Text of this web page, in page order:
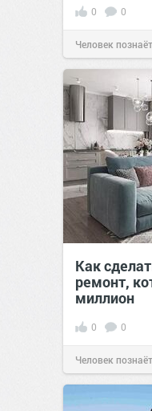
0 0
Человек
Как
ремонт,
миллион
0 0
Человек